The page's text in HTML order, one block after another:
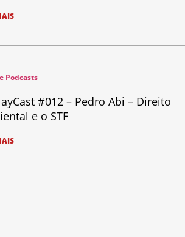
Podcasts
#012 – Pedro Abi – Direito
e o STF